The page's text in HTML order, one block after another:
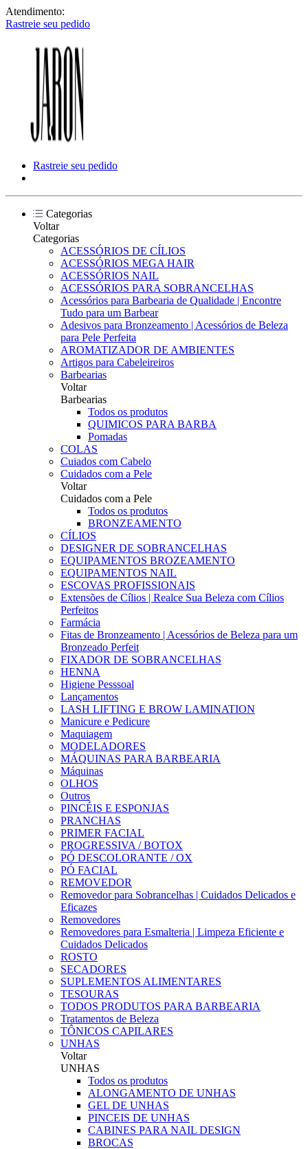
Atendimento:
Rastreie seu pedido
Rastreie seu pedido
Categorias
Voltar
Categorias
ACESSÓRIOS DE CÍLIOS
ACESSÓRIOS MEGA HAIR
ACESSÓRIOS NAIL
ACESSÓRIOS PARA SOBRANCELHAS
Acessórios para Barbearia de Qualidade | Encontre
Tudo para um Barbear
Adesivos para Bronzeamento | Acessórios de Beleza
para Pele Perfeita
AROMATIZADOR DE AMBIENTES
Artigos para Cabeleireiros
Barbearias
Voltar
Barbearias
Todos os produtos
QUIMICOS PARA BARBA
Pomadas
COLAS
Cuiados com Cabelo
Cuidados com a Pele
Voltar
Cuidados com a Pele
Todos os produtos
BRONZEAMENTO
CÍLIOS
DESIGNER DE SOBRANCELHAS
EQUIPAMENTOS BROZEAMENTO
EQUIPAMENTOS NAIL
ESCOVAS PROFISSIONAIS
Extensões de Cílios | Realce Sua Beleza com Cílios
Perfeitos
Farmácia
Fitas de Bronzeamento | Acessórios de Beleza para um
Bronzeado Perfeit
FIXADOR DE SOBRANCELHAS
HENNA
Higiene Pesssoal
Lançamentos
LASH LIFTING E BROW LAMINATION
Manicure e Pedicure
Maquiagem
MODELADORES
MÁQUINAS PARA BARBEARIA
Máquinas
OLHOS
Outros
PINCÉIS E ESPONJAS
PRANCHAS
PRIMER FACIAL
PROGRESSIVA / BOTOX
PÓ DESCOLORANTE / OX
PÓ FACIAL
REMOVEDOR
Removedor para Sobrancelhas | Cuidados Delicados e
Eficazes
Removedores
Removedores para Esmalteria | Limpeza Eficiente e
Cuidados Delicados
ROSTO
SECADORES
SUPLEMENTOS ALIMENTARES
TESOURAS
TODOS PRODUTOS PARA BARBEARIA
Tratamentos de Beleza
TÔNICOS CAPILARES
UNHAS
Voltar
UNHAS
Todos os produtos
ALONGAMENTO DE UNHAS
GEL DE UNHAS
PINCEIS DE UNHAS
CABINES PARA NAIL DESIGN
BROCAS